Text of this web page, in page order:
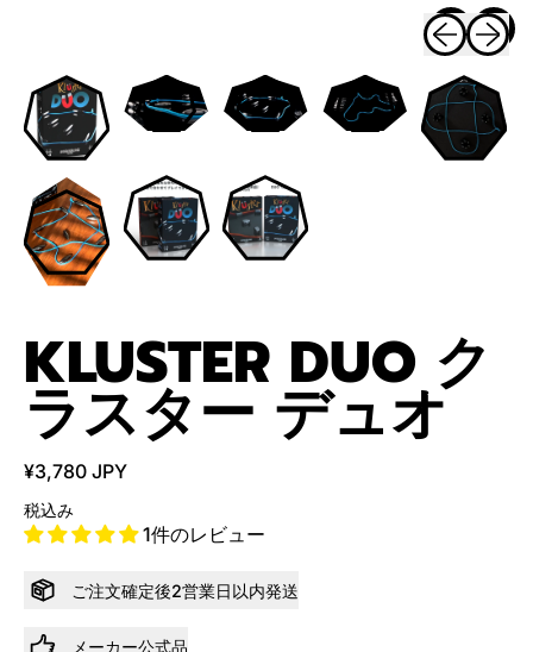
KLUSTER DUO ク
ラスター デュオ
¥3,780 JPY
税込み
1件のレビュー
ご注文確定後2営業日以内発送
メーカー公式品